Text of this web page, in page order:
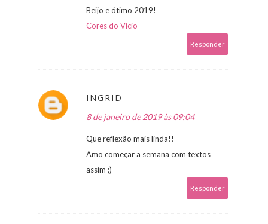
Beijo e ótimo 2019!
Cores do Vício
Responder
INGRID
8 de janeiro de 2019 às 09:04
Que reflexão mais linda!!
Amo começar a semana com textos
assim ;)
Responder